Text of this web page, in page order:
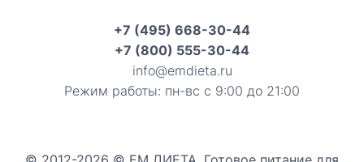
+7 (495) 668-30-44
+7 (800) 555-30-44
info@emdieta.ru
Режим работы: пн-вс с 9:00 до 21:00